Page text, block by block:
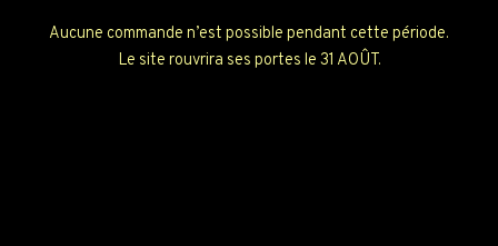
Aucune commande n’est possible pendant cette période.
Le site rouvrira ses portes le 31 AOÛT.